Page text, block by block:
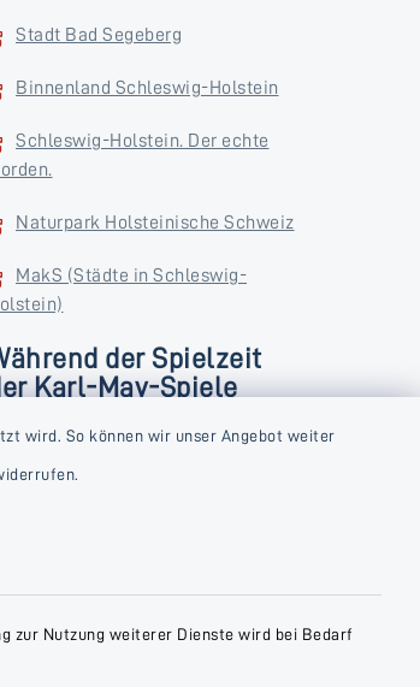
wird. So können wir unser Angebot weiter
zur Nutzung weiterer Dienste wird bei Bedarf
Stadt Bad Segeberg
Binnenland Schleswig-Holstein
Schleswig-Holstein. Der echte
Naturpark Holsteinische Schweiz
MakS (Städte in Schleswig-
der Spielzeit
Karl-May-Spiele
und Freitag